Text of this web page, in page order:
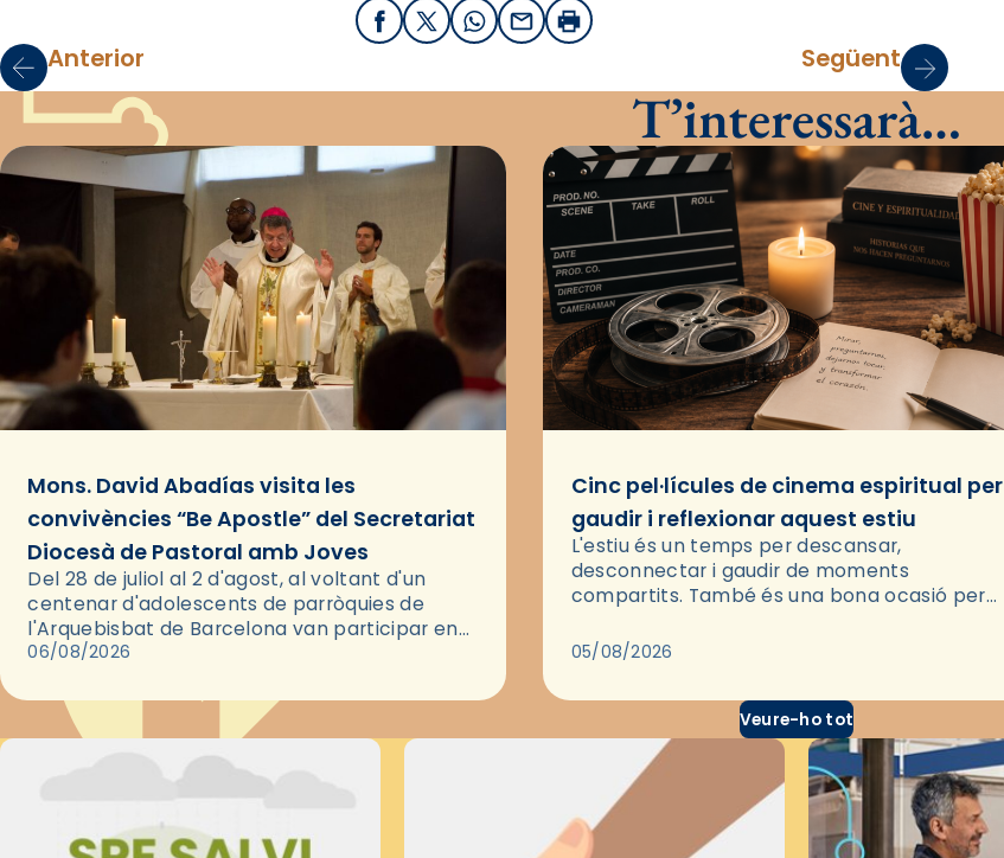
FacebookX / Twitter
WhatsApp
EmailImprimir
Anterior Següent
T’interessarà…
Mons. David Abadías visita les
convivències “Be Apostle” del Secretariat
Diocesà de Pastoral amb Joves
Del 28 de juliol al 2 d'agost, al voltant d'un
centenar d'adolescents de parròquies de
l'Arquebisbat de Barcelona van participar en
les convivències Be Apostle, organitzades pel
06/08/2026
Cinc pel·lícules de cinema espiritual per
gaudir i reflexionar aquest estiu
L'estiu és un temps per descansar,
desconnectar i gaudir de moments
compartits. També és una bona ocasió per
través del cinema, reflexionar sobre les…
05/08/2026
Veure-ho tot